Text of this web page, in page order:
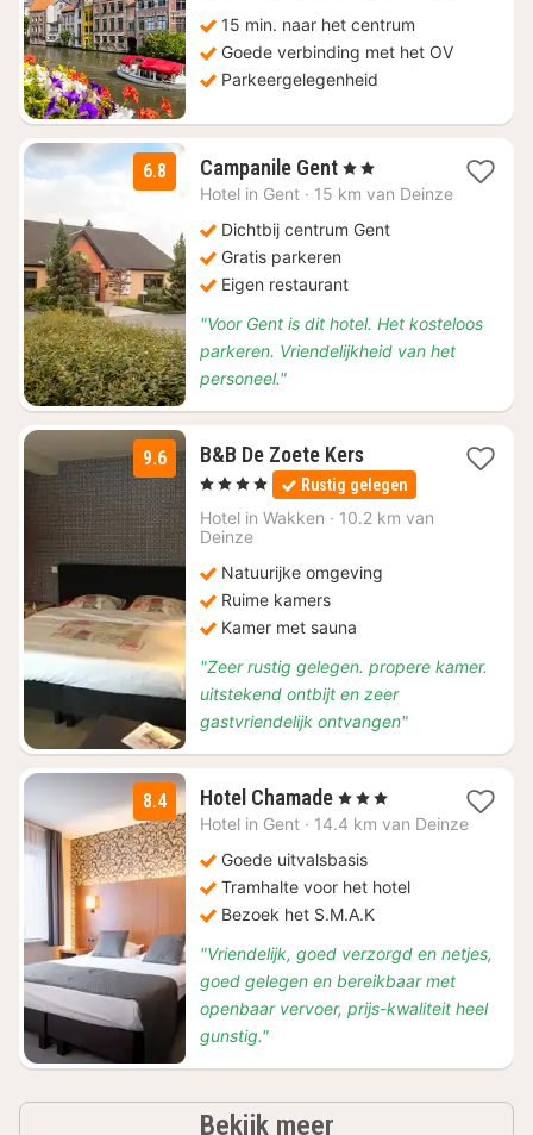
€
109
15 min. naar het centrum
Goede verbinding met het OV
Parkeergelegenheid
6.8 Campanile Gent1
nacht
€
, 2 Sterren
Hotel in Gent · 15 km van Deinze
Dichtbij centrum Gent
Gratis parkeren
Eigen restaurant
"Voor Gent is dit hotel. Het kosteloos
parkeren. Vriendelijkheid van het
personeel."
9.6 B&B De Zoete Kers3
nachten
vanaf
€
, 4 Sterren Rustig gelegen
Hotel in Wakken · 10.2 km van
Deinze
Natuurijke omgeving
Ruime kamers
Kamer met sauna
"Zeer rustig gelegen. propere kamer.
uitstekend ontbijt en zeer
gastvriendelijk ontvangen"
8.4 Hotel Chamade1
nacht
€
153
, 3 Sterren
Hotel in Gent · 14.4 km van Deinze
Goede uitvalsbasis
Tramhalte voor het hotel
Bezoek het S.M.A.K
"Vriendelijk, goed verzorgd en netjes,
goed gelegen en bereikbaar met
openbaar vervoer, prijs-kwaliteit heel
gunstig."
Bekijk meerhotels